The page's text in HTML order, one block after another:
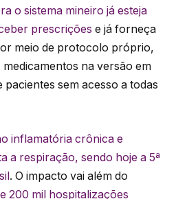
o sistema mineiro já esteja
prescrições e já forneça
meio de protocolo próprio,
na versão em
sem acesso a todas
inflamatória crônica e
a respiração, sendo hoje a 5ª
. O impacto vai além do
200 mil hospitalizações